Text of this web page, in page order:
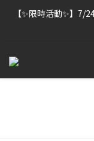
【雷雕訂單出貨暫
訂
【✨限時活動✨】7/
【雷雕訂單出貨暫